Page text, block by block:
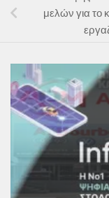
μελών για το